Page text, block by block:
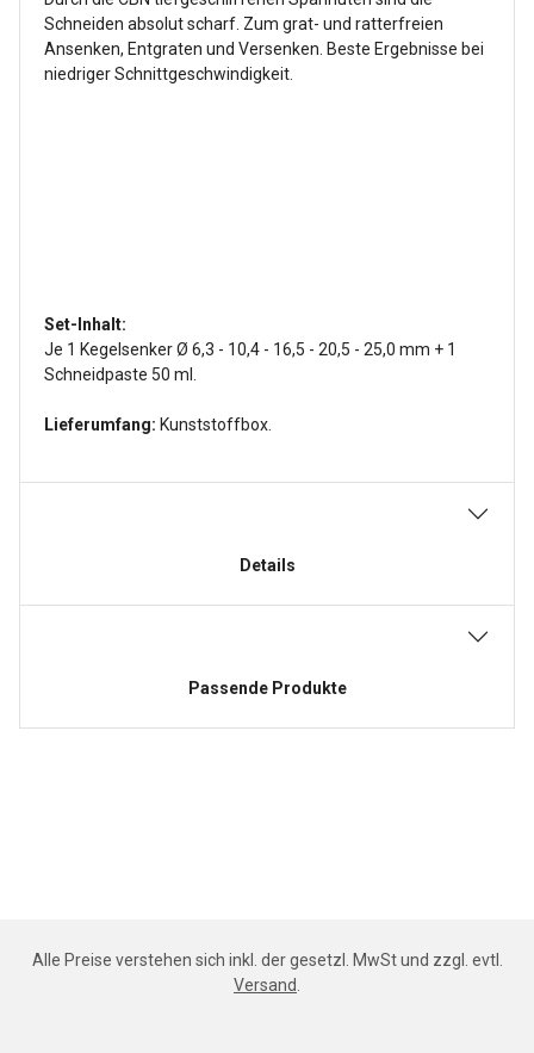
Schneiden absolut scharf. Zum grat- und ratterfreien
Ansenken, Entgraten und Versenken. Beste Ergebnisse bei
niedriger Schnittgeschwindigkeit.
Set-Inhalt:
Je 1 Kegelsenker Ø 6,3 - 10,4 - 16,5 - 20,5 - 25,0 mm + 1
Schneidpaste 50 ml.
Lieferumfang: Kunststoffbox.
Details
Passende Produkte
Alle Preise verstehen sich inkl. der gesetzl. MwSt und zzgl. evtl.
Versand